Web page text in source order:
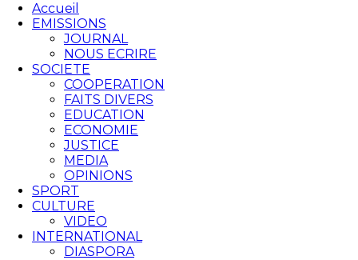
Accueil
EMISSIONS
JOURNAL
NOUS ECRIRE
SOCIETE
COOPERATION
FAITS DIVERS
EDUCATION
ECONOMIE
JUSTICE
MEDIA
OPINIONS
SPORT
CULTURE
VIDEO
INTERNATIONAL
DIASPORA